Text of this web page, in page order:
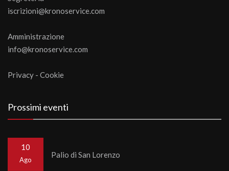
iscrizioni@kronoservice.com
Amministrazione
info@kronoservice.com
Privacy - Cookie
Prossimi eventi
10
Ago
Palio di San Lorenzo